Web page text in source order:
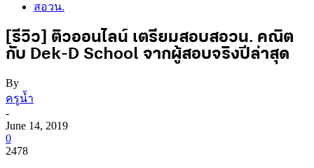
สอวน.
[รีวิว] ติวออนไลน์ เตรียมสอบสอวน. คณิต
กับ Dek-D School จากผู้สอบจริงปีล่าสุด
By
ครูน้ำ
-
June 14, 2019
0
2478